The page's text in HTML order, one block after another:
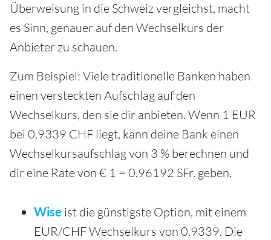
Überweisung in die Schweiz vergleichst, macht
es Sinn, genauer auf den Wechselkurs der
Anbieter zu schauen.
Zum Beispiel: Viele traditionelle Banken haben
einen versteckten Aufschlag auf den
Wechselkurs, den sie dir anbieten. Wenn 1 EUR
bei 0.9339 CHF liegt, kann deine Bank einen
Wechselkursaufschlag von 3 % berechnen und
dir eine Rate von € 1 = 0.96192 SFr. geben.
Wise ist die günstigste Option, mit einem
EUR/CHF Wechselkurs von 0.9339. Die